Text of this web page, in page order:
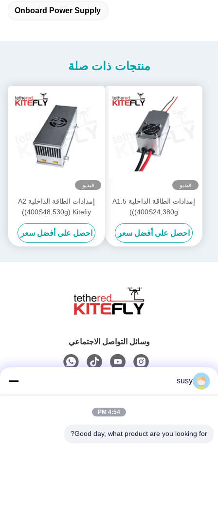
Onboard Power Supply
منتجات ذات صلة
فيديو
إمدادات الطاقة الداخلية A1.5
((400S24,380g)
احصل على أفضل سعر
فيديو
إمدادات الطاقة الداخلية A2
((400S48,530g) Kitefiy
احصل على أفضل سعر
وسائل التواصل الاجتماعي
0086-19952400441
susy
4:54 PM
Good day, what product are you looking for?